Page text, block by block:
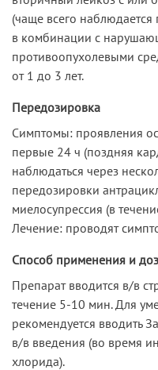
(чаще всего
в комбинации с
противоопухолевыми
от 1 до 3 лет.
Передозировка
Симптомы: проявления
первые 24 ч (поздняя
наблюдаться через
передозировки
миелосупрессия (в
Лечение: проводят
Способ применения и
Препарат вводится в/в
течение 5-10 мин. Для
рекомендуется вводить
в/в введения (во время
хлорида).